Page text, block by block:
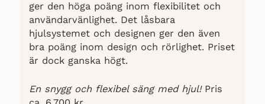
ger den höga poäng inom flexibilitet och
användarvänlighet. Det låsbara
hjulsystemet och designen ger den även
bra poäng inom design och rörlighet. Priset
är dock ganska högt.
En snygg och flexibel säng med hjul!Pris